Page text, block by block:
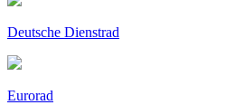
Deutsche Dienstrad
Eurorad